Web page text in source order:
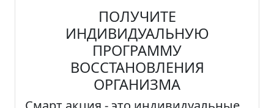
ПОЛУЧИТЕ
ИНДИВИДУАЛЬНУЮ
ПРОГРАММУ
ВОССТАНОВЛЕНИЯ
ОРГАНИЗМА